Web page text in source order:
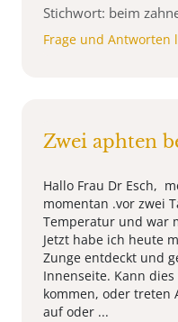
Stichwort: beim
Frage und Antworten
Zwei aphten
Hallo Frau Dr Esch,
momentan .vor zwei
Temperatur und war
Jetzt habe ich heute
Zunge entdeckt und
Innenseite. Kann
kommen, oder treten
auf oder ...